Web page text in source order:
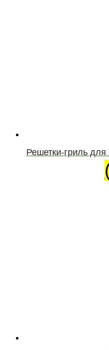
Решетки-гриль